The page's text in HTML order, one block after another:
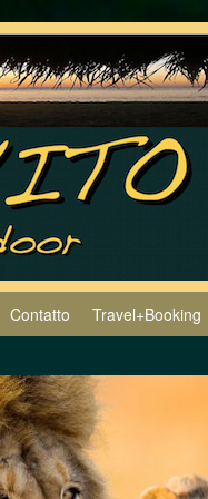
Contatto Travel+Booking